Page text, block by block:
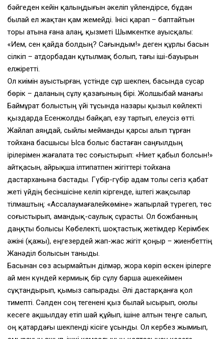
бәйгеден кейін қалыңдығын әкеліп үйлендірсе, бұдан
былай ел жақтан қам жемейді. Інісі қарап – баптайтын
торы атына ғана алаң, қызметі Шымкентке ауысқалы:
«Ием, сен қайда болдың? Сағындым!» деген құрлы басын
сілкіп – атдорбадан құтылмақ болып, тағы іші-бауырын
елжіретті.
Ол киімін ауыстырған, үстінде сұр шекпен, басында сусар
бөрік – даланың сұлу қазағының бірі. Жолшыбай манағы
Баймұрат болыстың үйі тұсында назары қызыл көйлекті
қыздарда Есенжолды байқап, езу тартып, елеусіз өтті.
Жайлап аяңдай, сыйлы мейманды қарсы алып тұрған
тойхана басшысы Ыса болыс бастаған саңғылдың
ірілерімен жағалата төс соғыстырып: «Ниет қабыл болсын!»
айтқасын, айрықша ілтипатпен жігіттері тойхана
дастарханына бастады. Гүбір-гүбір адам толы сегіз қабат
жеті үйдің бесіншісіне келіп кіргенде, іштегі жақсылар
тілмаштың: «Ассалаумағалейкөміне» жапырлай түрегеп, төс
соғыстырып, амандық-саулық сұрасты. Ол божбанның
даңқты болысы Көбелекті, шоқтастық жетімдер Керімбек
әжіні (қажы), еңгезердей жап-жас жігіт қоңыр – жиенбеттің
Жанәділ болысын таныды.
Басынан сөз асырмайтын ділмәр, жора көріп өскен ірілерге
ай мен күндей кермиық бір сұлу барша әшекейімен
cұқтандырып, қымыз сапырады. Әлі дастарқанға қол
тимепті. Сәлден соң тегенені қыз былай ысырып, оюлы
кесеге ақшылдау етіп шай құйып, ішіне алтын теңге салып,
оң қатардағы шекпенді кісіге ұсынды. Ол кербез жымиып,